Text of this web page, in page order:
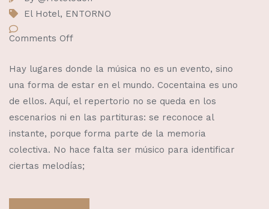
El Hotel, ENTORNO
Comments Off
Hay lugares donde la música no es un evento, sino
una forma de estar en el mundo. Cocentaina es uno
de ellos. Aquí, el repertorio no se queda en los
escenarios ni en las partituras: se reconoce al
instante, porque forma parte de la memoria
colectiva. No hace falta ser músico para identificar
ciertas melodías;